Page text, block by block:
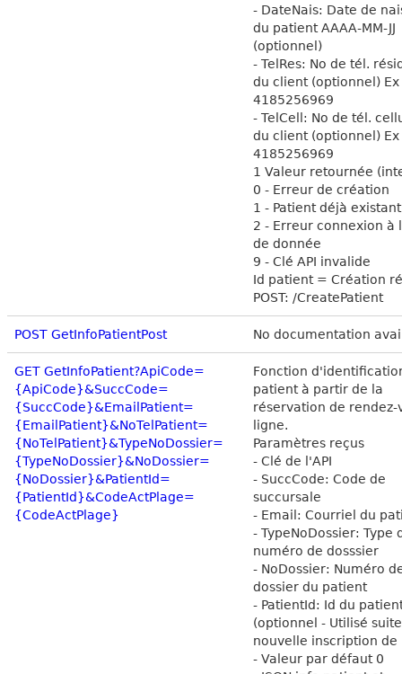
- DateNais: Date de
du patient AAAA-MM-JJ
(optionnel)
- TelRes: No de tél.
du client (optionnel) Ex
4185256969
- TelCell: No de tél.
du client (optionnel) Ex
4185256969
1 Valeur retournée
0 - Erreur de création
1 - Patient déjà existant
2 - Erreur connexion à
de donnée
9 - Clé API invalide
Id patient = Création
POST: /CreatePatient
POST GetInfoPatientPost No documentation
GET GetInfoPatient?ApiCode=
{ApiCode}&SuccCode=
{SuccCode}&EmailPatient=
{EmailPatient}&NoTelPatient=
{NoTelPatient}&TypeNoDossier=
{TypeNoDossier}&NoDossier=
{NoDossier}&PatientId=
{PatientId}&CodeActPlage=
{CodeActPlage}
Fonction
patient à partir de la
réservation de rendez-
ligne.
Paramètres reçus
- Clé de l'API
- SuccCode: Code de
succursale
- Email: Courriel du
- TypeNoDossier: Type
numéro de dosssier
- NoDossier: Numéro
dossier du patient
- PatientId: Id du
(optionnel - Utilisé
nouvelle inscription de
- Valeur par défaut 0